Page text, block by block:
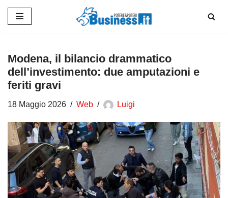
contenuto
Modena, il bilancio drammatico
dell’investimento: due amputazioni e
feriti gravi
18 Maggio 2026 Web Luigi